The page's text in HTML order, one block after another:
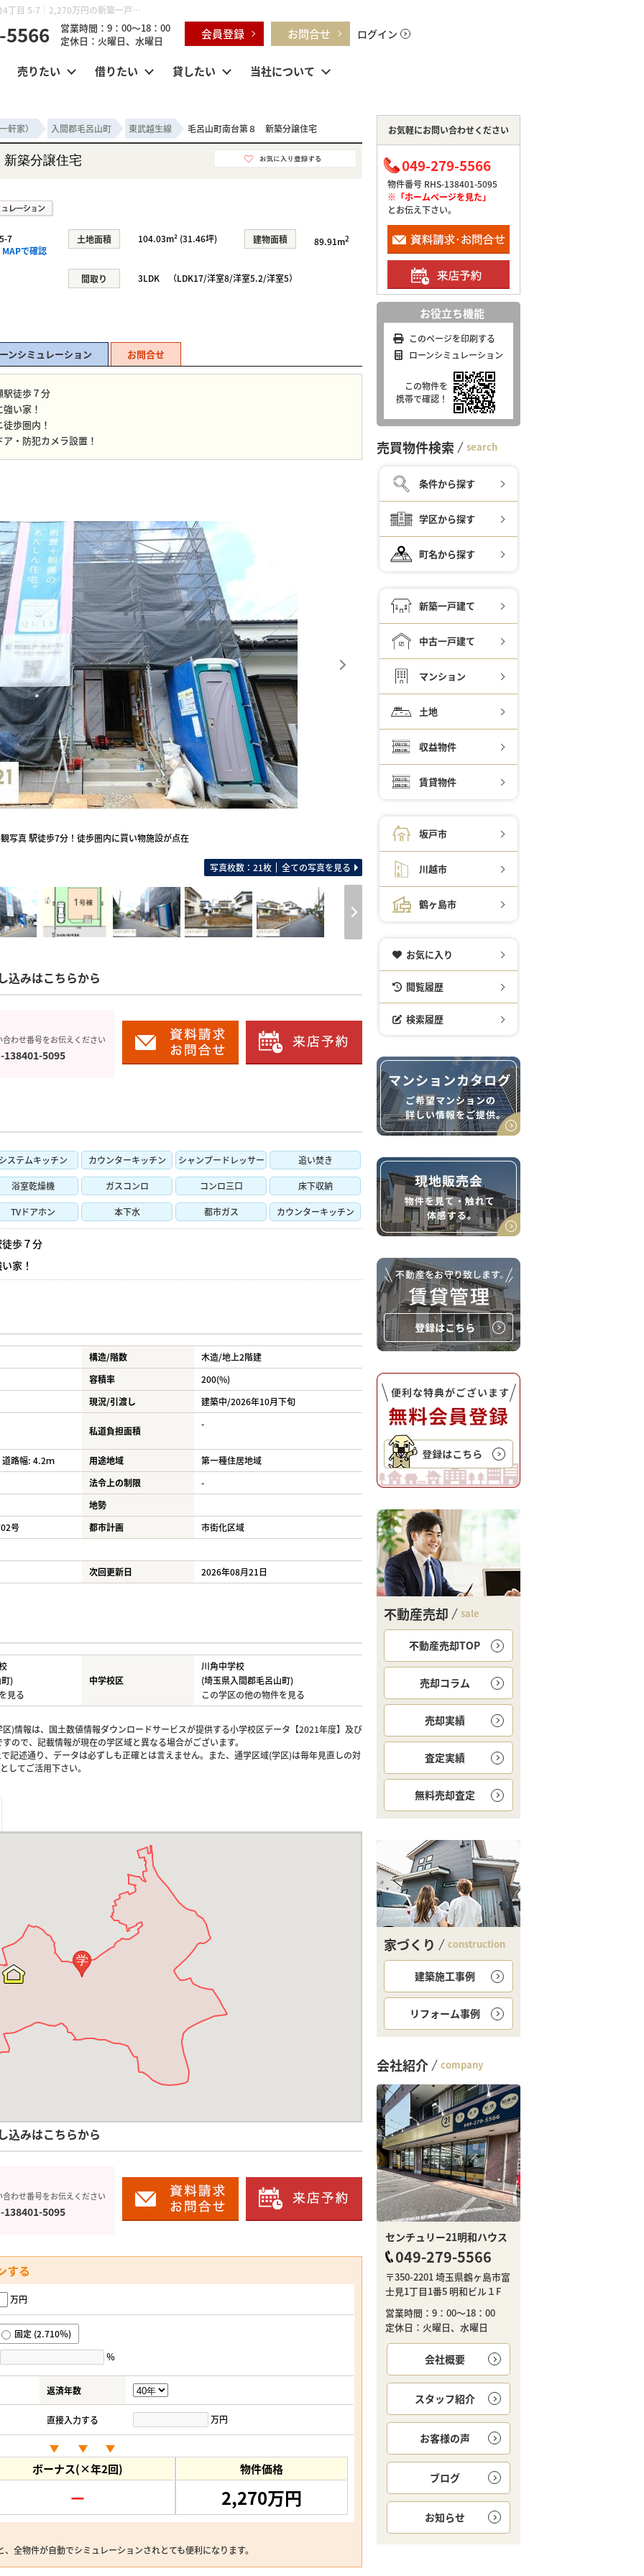
毛呂山町南台第８ 新築分譲住宅 埼玉県入間郡毛呂山町南台4丁目 5-7｜2,270万円の新築一戸建て｜センチュリー21明和ハウス
5566
営業時間：9：00～18：00
定休日：火曜日、水曜日
会員登録 お問合せ ログイン
売りたい 借りたい 貸したい 当社について
軒家） 入間郡毛呂山町 東武越生線 毛呂山町南台第８ 新築分譲住宅
築分譲住宅
7
MAPで確認
土地面積 104.03m² (31.46坪) 建物面積 89.91m2
間取り 3LDK （LDK17/洋室8/洋室5.2/洋室5）
ンシミュレーション お問合せ
徒歩７分
い家！
歩圏内！
・防犯カメラ設置！
写真 駅徒歩7分！徒歩圏内に買い物施設が点在
写真枚数：21枚 全ての写真を見る
込みはこちらから
合わせ番号をお伝えください
138401-5095
ステムキッチン カウンターキッチン シャンプードレッサー 追い焚き
浴室乾燥機 ガスコンロ コンロ三口 床下収納
TVドアホン 本下水 都市ガス カウンターキッチン
歩７分
家！
構造/階数 木造/地上2階建
容積率
200(%)
現況/引渡し
建築中/2026年10月下旬
私道負担面積
-
路幅: 4.2ｍ 用途地域
第一種住居地域
法令上の制限
-
地勢
号
都市計画 市街化区域
次回更新日 2026年08月21日
)
見る
中学校区
川角中学校
(埼玉県入間郡毛呂山町)
この学区の他の物件を見る
)情報は、国土数値情報ダウンロードサービスが提供する小学校区データ【2021年度】及び
ので、記載情報が現在の学区域と異なる場合がございます。
記述通り、データは必ずしも正確とは言えません。また、通学区域(学区)は毎年見直しの対
してご活用下さい。
学
込みはこちらから
合わせ番号をお伝えください
138401-5095
する
万円
固定 (2.710％)
％
返済年数
直接入力する 万円
ボーナス(×年2回)
－
物件価格
2,270万円
全物件が自動でシミュレーションされとても便利になります。
お気軽にお問い合わせください
049-279-5566
物件番号 RHS-138401-5095
※「ホームページを見た」
とお伝え下さい。
お役立ち機能
このページを印刷する
ローンシミュレーション
この物件を
携帯で確認！
売買物件検索 search
条件から探す
学区から探す
町名から探す
新築一戸建て
中古一戸建て
マンション
土地
収益物件
賃貸物件
坂戸市
川越市
鶴ヶ島市
お気に入り
閲覧履歴
検索履歴
不動産売却 sale
不動産売却TOP
売却コラム
売却実績
査定実績
無料売却査定
家づくり construction
建築施工事例
リフォーム事例
会社紹介 company
センチュリー21明和ハウス
049-279-5566
〒350-2201 埼玉県鶴ヶ島市富
士見1丁目1番5 明和ビル１F
営業時間：9：00～18：00
定休日：火曜日、水曜日
会社概要
スタッフ紹介
お客様の声
ブログ
お知らせ